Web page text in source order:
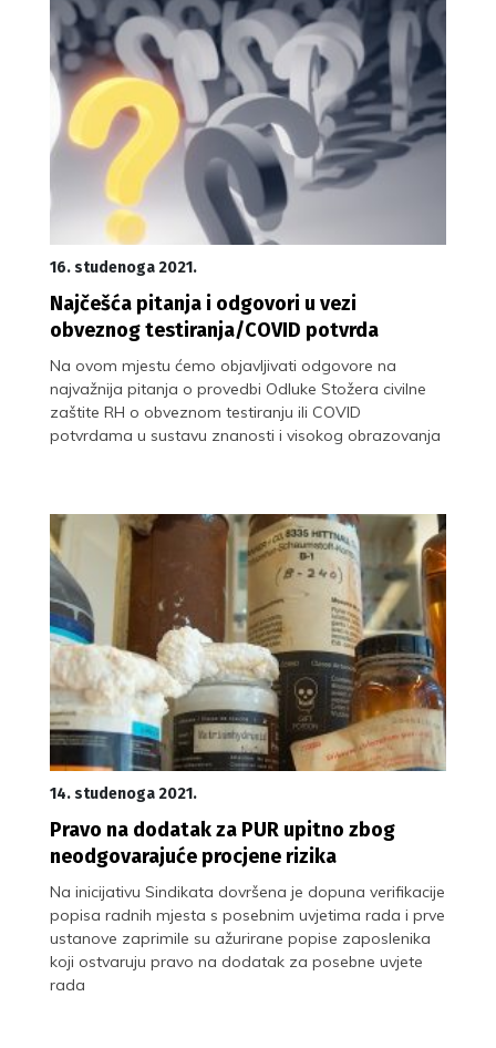
16. studenoga 2021.
Najčešća pitanja i odgovori u vezi
obveznog testiranja/COVID potvrda
Na ovom mjestu ćemo objavljivati odgovore na
najvažnija pitanja o provedbi Odluke Stožera civilne
zaštite RH o obveznom testiranju ili COVID
potvrdama u sustavu znanosti i visokog obrazovanja
14. studenoga 2021.
Pravo na dodatak za PUR upitno zbog
neodgovarajuće procjene rizika
Na inicijativu Sindikata dovršena je dopuna verifikacije
popisa radnih mjesta s posebnim uvjetima rada i prve
ustanove zaprimile su ažurirane popise zaposlenika
koji ostvaruju pravo na dodatak za posebne uvjete
rada